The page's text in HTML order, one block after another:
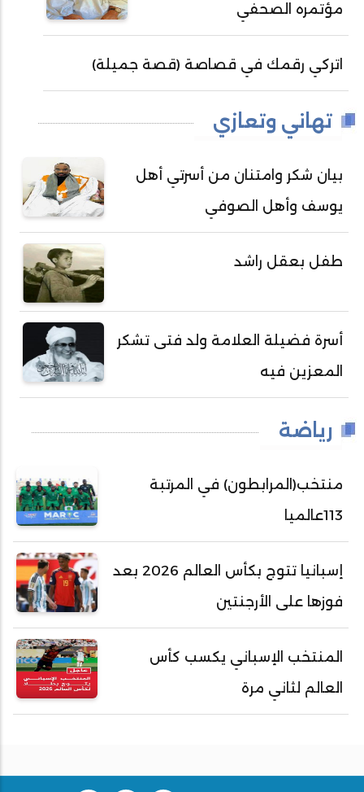
مؤتمره الصحفي
اتركي رقمك في قصاصة (قصة جميلة)
تهاني وتعازي
بيان شكر وامتنان من أسرتي أهل
يوسف وأهل الصوفي
طفل بعقل راشد
أسرة فضيلة العلامة ولد فتى تشكر
المعزين فيه
رياضة
منتخب(المرابطون) في المرتبة
113عالميا
إسبانيا تتوج بكأس العالم 2026 بعد
فوزها على الأرجنتين
المنتخب الإسباني يكسب كأس
العالم لثاني مرة